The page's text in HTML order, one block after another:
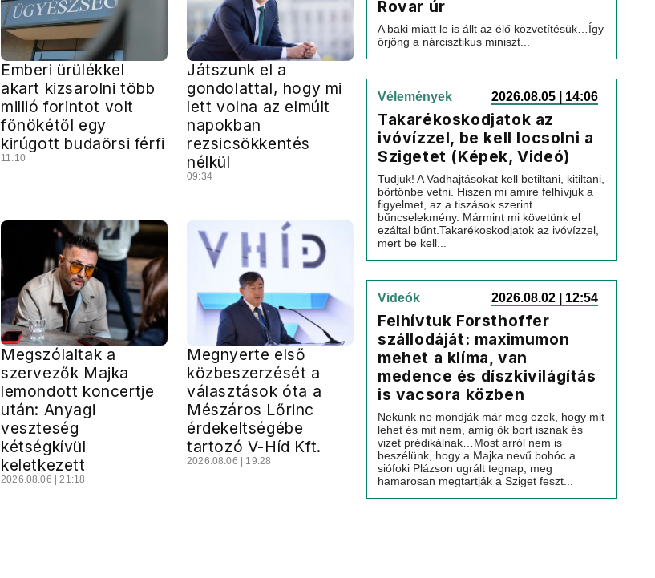
Emberi ürülékkel
akart kizsarolni több
millió forintot volt
főnökétől egy
kirúgott budaörsi férfi
11:10
Játszunk el a
gondolattal, hogy mi
lett volna az elmúlt
napokban
rezsicsökkentés
nélkül
09:34
Megszólaltak a
szervezők Majka
lemondott koncertje
után: Anyagi
veszteség
kétségkívül
keletkezett
2026.08.06 | 21:18
Megnyerte első
közbeszerzését a
választások óta a
Mészáros Lőrinc
érdekeltségébe
tartozó V-Híd Kft.
2026.08.06 | 19:28
Rovar úr
A baki miatt le is állt az élő közvetítésük…Így
őrjöng a nárcisztikus miniszt...
Vélemények 2026.08.05 | 14:06
Takarékoskodjatok az
ivóvízzel, be kell locsolni a
Szigetet (Képek, Videó)
Tudjuk! A Vadhajtásokat kell betiltani, kitiltani,
börtönbe vetni. Hiszen mi amire felhívjuk a
figyelmet, az a tiszások szerint
bűncselekmény. Mármint mi követünk el
ezáltal bűnt.Takarékoskodjatok az ivóvízzel,
mert be kell...
Videók 2026.08.02 | 12:54
Felhívtuk Forsthoffer
szállodáját: maximumon
mehet a klíma, van
medence és díszkivilágítás
is vacsora közben
Nekünk ne mondják már meg ezek, hogy mit
lehet és mit nem, amíg ők bort isznak és
vizet prédikálnak…Most arról nem is
beszélünk, hogy a Majka nevű bohóc a
siófoki Plázson ugrált tegnap, meg
hamarosan megtartják a Sziget feszt...